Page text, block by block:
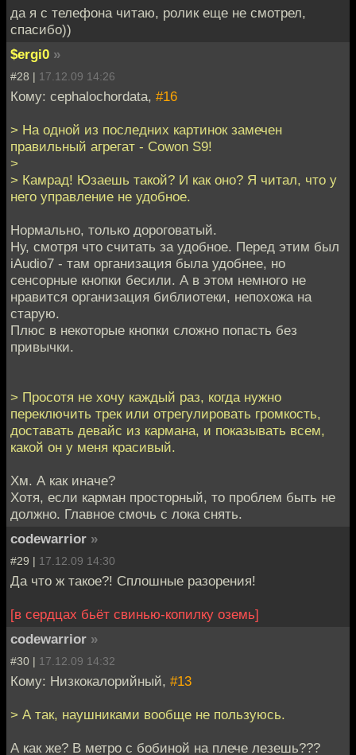
да я с телефона читаю, ролик еще не смотрел,
спасибо))
$ergi0 »
#28 | 17.12.09 14:26
Кому: cephalochordata, #16
> На одной из последних картинок замечен
правильный агрегат - Cowon S9!
>
> Камрад! Юзаешь такой? И как оно? Я читал, что у
него управление не удобное.
Нормально, только дороговатый.
Ну, смотря что считать за удобное. Перед этим был
iAudio7 - там организация была удобнее, но
сенсорные кнопки бесили. А в этом немного не
нравится организация библиотеки, непохожа на
старую.
Плюс в некоторые кнопки сложно попасть без
привычки.
> Просотя не хочу каждый раз, когда нужно
переключить трек или отрегулировать громкость,
доставать девайс из кармана, и показывать всем,
какой он у меня красивый.
Хм. А как иначе?
Хотя, если карман просторный, то проблем быть не
должно. Главное смочь с лока снять.
codewarrior »
#29 | 17.12.09 14:30
Да что ж такое?! Сплошные разорения!
[в сердцах бьёт свинью-копилку оземь]
codewarrior »
#30 | 17.12.09 14:32
Кому: Низкокалорийный, #13
> А так, наушниками вообще не пользуюсь.
А как же? В метро с бобиной на плече лезешь???